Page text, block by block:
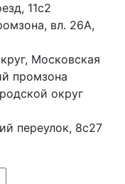
11с2
вл. 26А,
Московская
промзона
округ
переулок, 8с27